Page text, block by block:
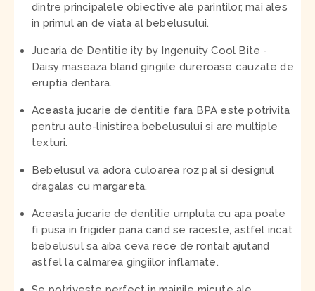
dintre principalele obiective ale parintilor, mai ales
in primul an de viata al bebelusului.
Jucaria de Dentitie ity by Ingenuity Cool Bite -
Daisy maseaza bland gingiile dureroase cauzate de
eruptia dentara.
Aceasta jucarie de dentitie fara BPA este potrivita
pentru auto-linistirea bebelusului si are multiple
texturi.
Bebelusul va adora culoarea roz pal si designul
dragalas cu margareta.
Aceasta jucarie de dentitie umpluta cu apa poate
fi pusa in frigider pana cand se raceste, astfel incat
bebelusul sa aiba ceva rece de rontait ajutand
astfel la calmarea gingiilor inflamate.